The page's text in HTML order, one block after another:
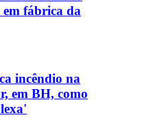
fábrica da
incêndio na
em BH, como